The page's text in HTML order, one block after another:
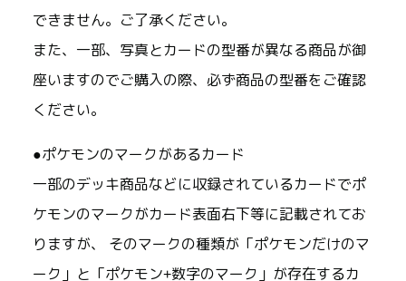
できません。ご了承ください。
また、一部、写真とカードの型番が異なる商品が御
座いますのでご購入の際、必ず商品の型番をご確認
ください。
●ポケモンのマークがあるカード
一部のデッキ商品などに収録されているカードでポ
ケモンのマークがカード表面右下等に記載されてお
りますが、 そのマークの種類が「ポケモンだけのマ
ーク」と「ポケモン+数字のマーク」が存在するカ